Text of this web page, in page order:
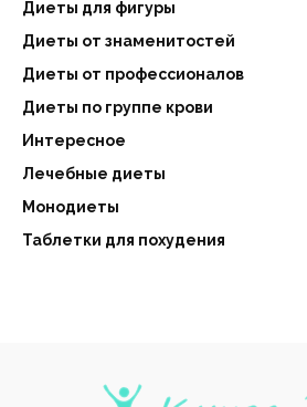
Диеты для фигуры
Диеты от знаменитостей
Диеты от профессионалов
Диеты по группе крови
Интересное
Лечебные диеты
Монодиеты
Таблетки для похудения